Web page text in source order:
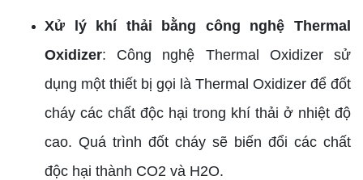
Xử lý khí thải bằng công nghệ Thermal
Oxidizer: Công nghệ Thermal Oxidizer sử
dụng một thiết bị gọi là Thermal Oxidizer để đốt
cháy các chất độc hại trong khí thải ở nhiệt độ
cao. Quá trình đốt cháy sẽ biến đổi các chất
độc hại thành CO2 và H2O.